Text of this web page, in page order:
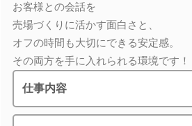
お客様との会話を
売場づくりに活かす面白さと、
オフの時間も大切にできる安定感。
その両方を手に入れられる環境です！
仕事内容